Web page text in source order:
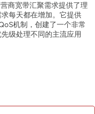
商宽带汇聚需求提供了理
每天都在增加。它提供
机制，创建了一个非常
级处理不同的主流应用